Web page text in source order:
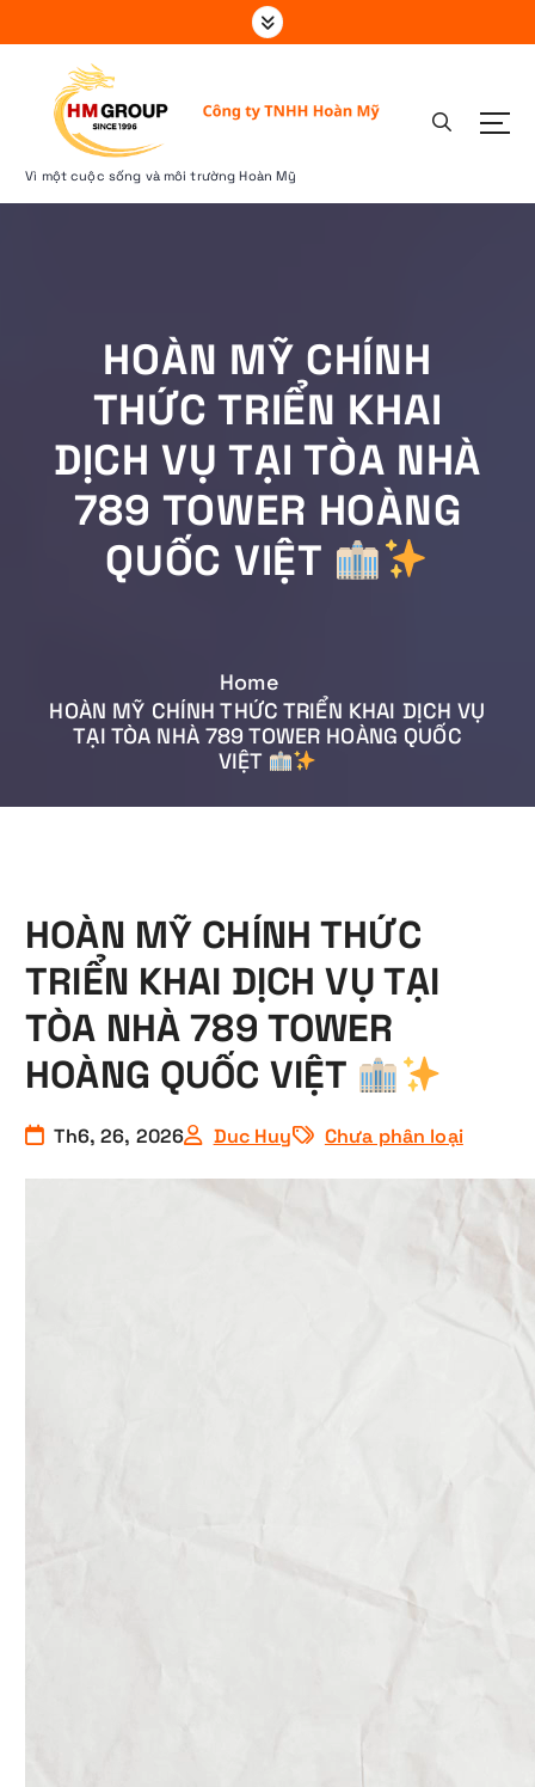
k
o
Vì một cuộc sống và môi trường Hoàn Mỹ
HOÀN MỸ CHÍNH
THỨC TRIỂN KHAI
DỊCH VỤ TẠI TÒA NHÀ
789 TOWER HOÀNG
QUỐC VIỆT
Home
HOÀN MỸ CHÍNH THỨC TRIỂN KHAI DỊCH VỤ
TẠI TÒA NHÀ 789 TOWER HOÀNG QUỐC
VIỆT
HOÀN MỸ CHÍNH THỨC
TRIỂN KHAI DỊCH VỤ TẠI
TÒA NHÀ 789 TOWER
HOÀNG QUỐC VIỆT
Th6, 26, 2026 Duc Huy Chưa phân loại